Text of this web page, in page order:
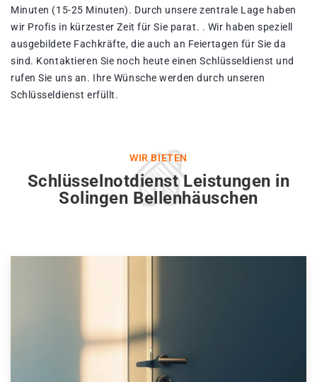
Minuten (15-25 Minuten). Durch unsere zentrale Lage haben
wir Profis in kürzester Zeit für Sie parat. . Wir haben speziell
ausgebildete Fachkräfte, die auch an Feiertagen für Sie da
sind. Kontaktieren Sie noch heute einen Schlüsseldienst und
rufen Sie uns an. Ihre Wünsche werden durch unseren
Schlüsseldienst erfüllt.
WIR BIETEN
Schlüsselnotdienst Leistungen in
Solingen Bellenhäuschen